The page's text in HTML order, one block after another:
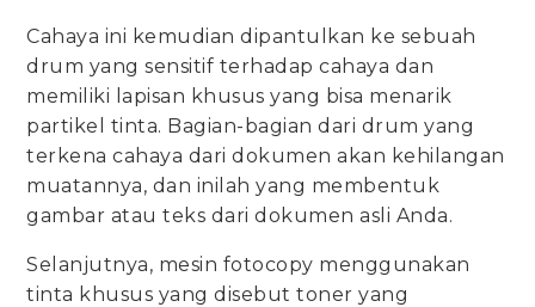
Cahaya ini kemudian dipantulkan ke sebuah
drum yang sensitif terhadap cahaya dan
memiliki lapisan khusus yang bisa menarik
partikel tinta. Bagian-bagian dari drum yang
terkena cahaya dari dokumen akan kehilangan
muatannya, dan inilah yang membentuk
gambar atau teks dari dokumen asli Anda.
Selanjutnya, mesin fotocopy menggunakan
tinta khusus yang disebut toner yang